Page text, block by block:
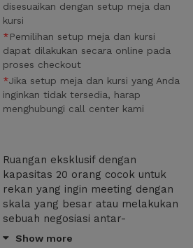
disesuaikan dengan setup meja dan
kursi
*Pemilihan setup meja dan kursi
dapat dilakukan secara online pada
proses checkout
*Jika setup meja dan kursi yang Anda
inginkan tidak tersedia, harap
menghubungi call center kami
Ruangan eksklusif dengan
kapasitas 20 orang cocok untuk
rekan yang ingin meeting dengan
skala yang besar atau melakukan
sebuah negosiasi antar-
perusahaan yang harus membawa
Show more